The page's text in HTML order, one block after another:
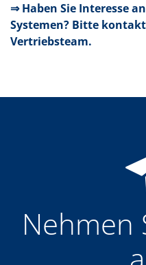
⇒ Haben Sie Interesse
Systemen? Bitte
Vertriebsteam.
Nehmen